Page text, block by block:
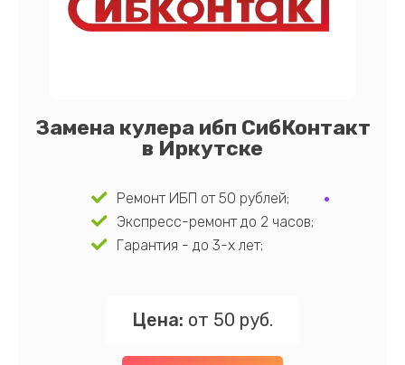
Замена кулера ибп СибКонтакт
в Иркутске
Ремонт ИБП от 50 рублей;
Экспресс-ремонт до 2 часов;
Гарантия - до 3-х лет;
Цена: от 50 руб.